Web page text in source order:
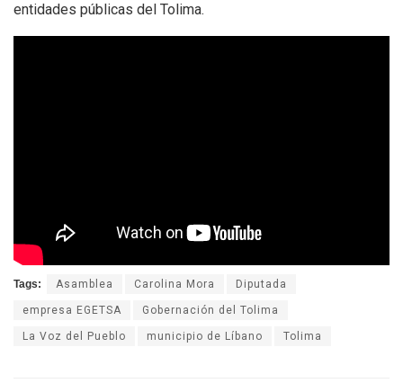
entidades públicas del Tolima.
Tags: Asamblea Carolina Mora Diputada
empresa EGETSA Gobernación del Tolima
La Voz del Pueblo municipio de Líbano Tolima